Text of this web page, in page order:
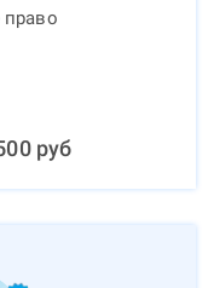
руб